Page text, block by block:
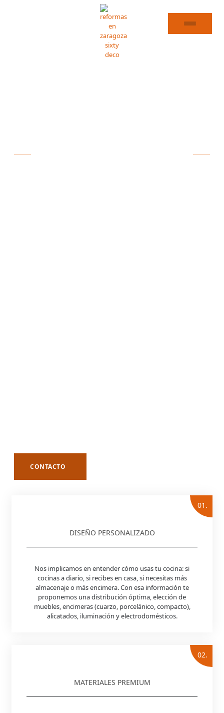
CONTACTO
01.
DISEÑO PERSONALIZADO
Nos implicamos en entender cómo usas tu cocina: si
cocinas a diario, si recibes en casa, si necesitas más
almacenaje o más encimera. Con esa información te
proponemos una distribución óptima, elección de
muebles, encimeras (cuarzo, porcelánico, compacto),
alicatados, iluminación y electrodomésticos.
02.
MATERIALES PREMIUM